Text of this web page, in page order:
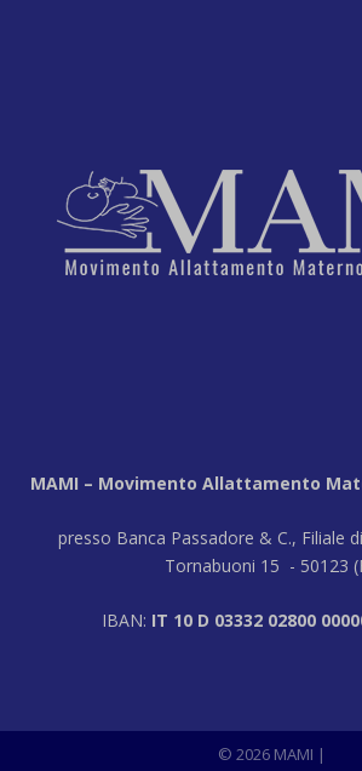
MAMI – Movimento Allattamento
presso Banca Passadore & C., Filiale
Tornabuoni 15 - 50123
IBAN: IT 10 D 03332 02800
© 2026 MAMI |